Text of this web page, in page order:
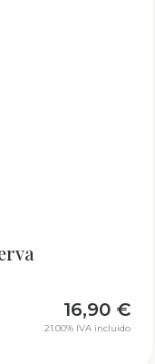
16,90 €
21.00% IVA incluido